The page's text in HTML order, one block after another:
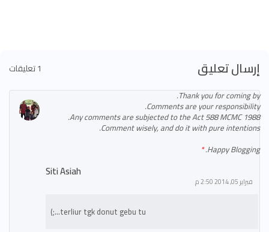
إرسال تعليق 1 تعليقات
Thank you for coming by.
Comments are your responsibility.
Any comments are subjected to the Act 588 MCMC 1988.
Comment wisely, and do it with pure intentions.
Happy Blogging.
Siti Asiah
فبراير 05, 2014 2:50 م
terliur tgk donut gebu tu...;)